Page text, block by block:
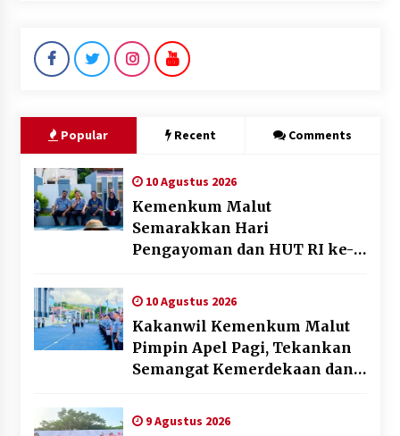
Popular Recent Comments
10 Agustus 2026
Kemenkum Malut
Semarakkan Hari
Pengayoman dan HUT RI ke-
Gawang Mini Dangdut
10 Agustus 2026
Kakanwil Kemenkum Malut
Pimpin Apel Pagi, Tekankan
Semangat Kemerdekaan dan
Publik
9 Agustus 2026